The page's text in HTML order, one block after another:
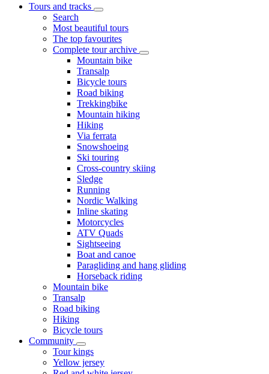
Tours and tracks
Search
Most beautiful tours
The top favourites
Complete tour archive
Mountain bike
Transalp
Bicycle tours
Road biking
Trekkingbike
Mountain hiking
Hiking
Via ferrata
Snowshoeing
Ski touring
Cross-country skiing
Sledge
Running
Nordic Walking
Inline skating
Motorcycles
ATV Quads
Sightseeing
Boat and canoe
Paragliding and hang gliding
Horseback riding
Mountain bike
Transalp
Road biking
Hiking
Bicycle tours
Community
Tour kings
Yellow jersey